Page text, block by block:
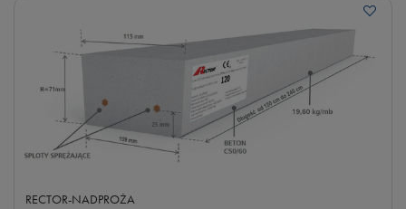
RECTOR-NADPROŻA